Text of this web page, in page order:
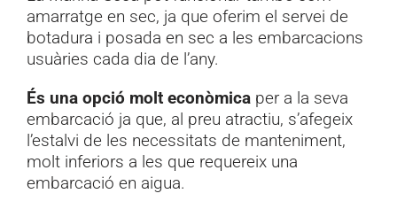
amarratge en sec, ja que oferim el servei de
botadura i posada en sec a les embarcacions
usuàries cada dia de l’any.
És una opció molt econòmicaper a la seva
embarcació ja que, al preu atractiu, s’afegeix
l’estalvi de les necessitats de manteniment,
molt inferiors a les que requereix una
embarcació en aigua.